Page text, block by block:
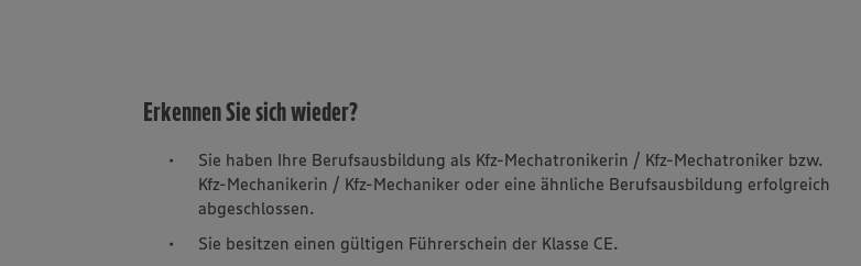
Erkennen Sie sich wieder?
Sie haben Ihre Berufsausbildung als Kfz-Mechatronikerin / Kfz-Mechatroniker bzw.
Kfz-Mechanikerin / Kfz-Mechaniker oder eine ähnliche Berufsausbildung erfolgreich
abgeschlossen.
Sie besitzen einen gültigen Führerschein der Klasse CE.